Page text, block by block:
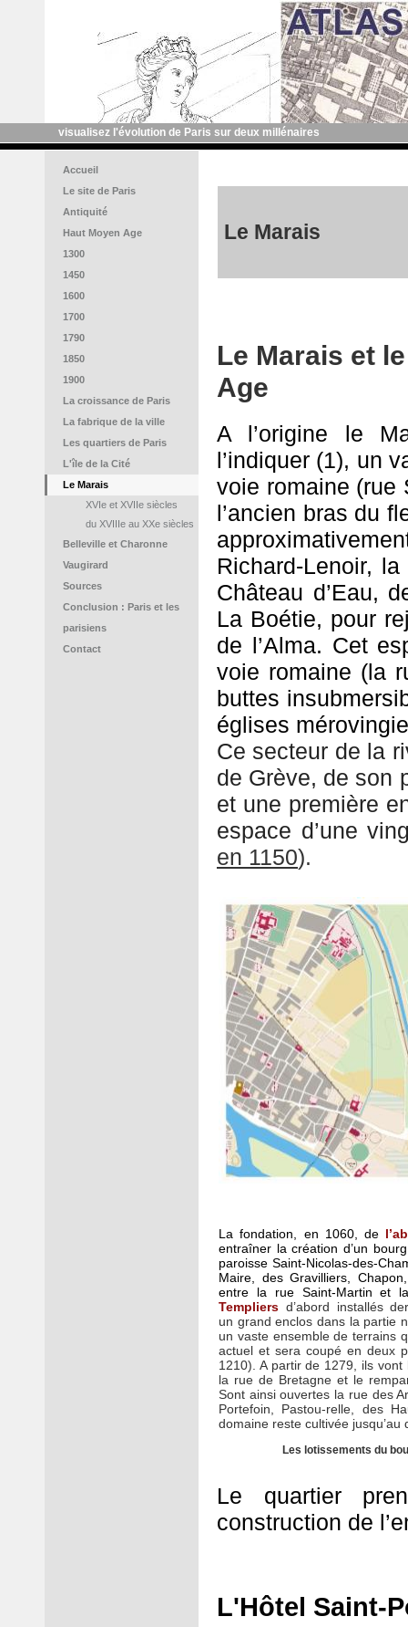
visualisez l'évolution de Paris sur deux millénaires
Accueil
Le site de Paris
Antiquité
Haut Moyen Age
1300
1450
1600
1700
1790
1850
1900
La croissance de Paris
La fabrique de la ville
Les quartiers de Paris
L'île de la Cité
Le Marais
XVIe et XVIIe siècles
du XVIIIe au XXe siècles
Belleville et Charonne
Vaugirard
Sources
Conclusion : Paris et les
parisiens
Contact
Le Marais
Le Marais et
Age
A l’origine le
l’indiquer (1), un
voie romaine (rue
l’ancien bras du
Richard-Lenoir,
Château d’Eau,
La Boétie, pour
de l’Alma. Cet
voie romaine (la
buttes
églises
Ce secteur de la
de Grève, de son
et une première
espace d’une
en 1150).
La fondation, en 1060, de
entraîner la création d’un
paroisse Saint-Nicolas-des-
Maire, des Gravilliers,
entre la rue Saint-Martin et
Templiers d’abord installés
un grand enclos dans la partie
un vaste ensemble de terrains
actuel et sera coupé en deux
1210). A partir de 1279, ils
la rue de Bretagne et le
Sont ainsi ouvertes la rue des
Portefoin, Pastou-relle, des
domaine reste cultivée
Les lotissements du
Le quartier
construction de
L'Hôtel Saint-